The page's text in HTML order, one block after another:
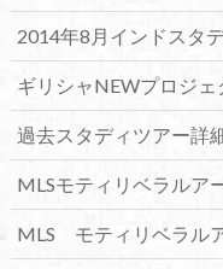
2014年8月インドスタ
ギリシャNEWプロジェ
過去スタディツアー詳
MLSモティリベラルア
MLS モティリベラル